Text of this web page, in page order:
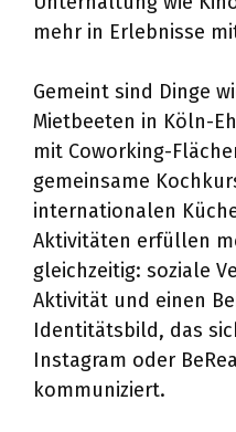
mehr in Erlebnisse
Gemeint sind Dinge
Mietbeeten in Köln-
mit Coworking-
gemeinsame
internationalen
Aktivitäten erfüllen
gleichzeitig: soziale
Aktivität und einen
Identitätsbild, das
Instagram oder
kommuniziert.